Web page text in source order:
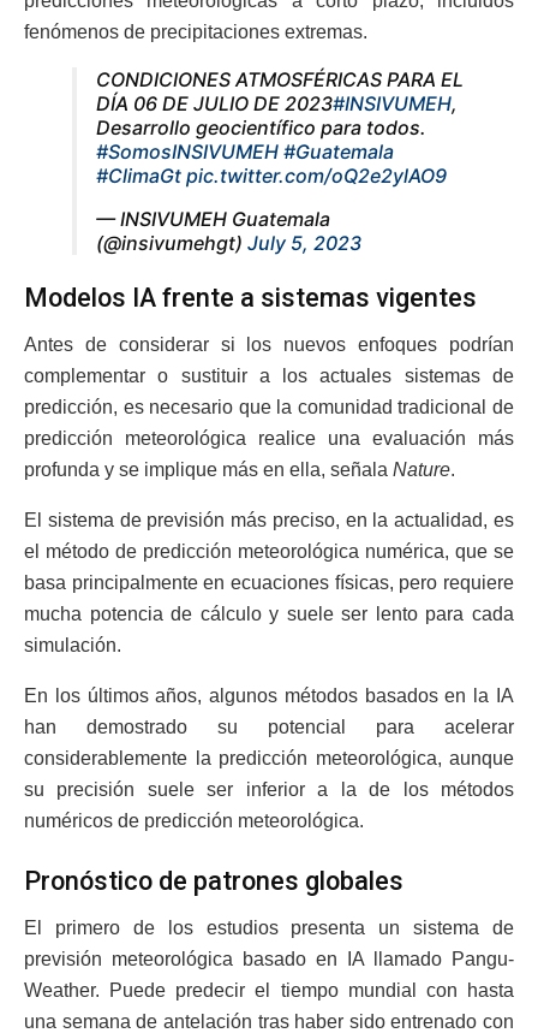
fenómenos de precipitaciones extremas.
CONDICIONES ATMOSFÉRICAS PARA EL
DÍA 06 DE JULIO DE 2023#INSIVUMEH,
Desarrollo geocientífico para todos.
#SomosINSIVUMEH #Guatemala
#ClimaGt pic.twitter.com/oQ2e2ylAO9
— INSIVUMEH Guatemala
(@insivumehgt) July 5, 2023
Modelos IA frente a sistemas vigentes
Antes de considerar si los nuevos enfoques podrían
complementar o sustituir a los actuales sistemas de
predicción, es necesario que la comunidad tradicional de
predicción meteorológica realice una evaluación más
profunda y se implique más en ella, señala Nature.
El sistema de previsión más preciso, en la actualidad, es
el método de predicción meteorológica numérica, que se
basa principalmente en ecuaciones físicas, pero requiere
mucha potencia de cálculo y suele ser lento para cada
simulación.
En los últimos años, algunos métodos basados en la IA
han demostrado su potencial para acelerar
considerablemente la predicción meteorológica, aunque
su precisión suele ser inferior a la de los métodos
numéricos de predicción meteorológica.
Pronóstico de patrones globales
El primero de los estudios presenta un sistema de
previsión meteorológica basado en IA llamado Pangu-
Weather. Puede predecir el tiempo mundial con hasta
una semana de antelación tras haber sido entrenado con